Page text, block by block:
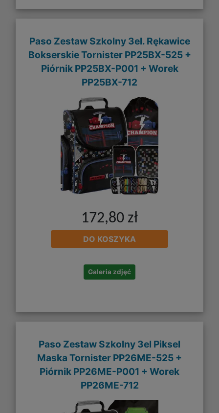
Paso Zestaw Szkolny 3el. Rękawice
Bokserskie Tornister PP25BX-525 +
Piórnik PP25BX-P001 + Worek
PP25BX-712
172,80 zł
DO KOSZYKA
Galeria zdjęć
Paso Zestaw Szkolny 3el Piksel
Maska Tornister PP26ME-525 +
Piórnik PP26ME-P001 + Worek
PP26ME-712